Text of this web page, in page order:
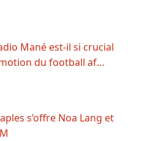
Mané est-il si crucial
du football af…
s’offre Noa Lang et